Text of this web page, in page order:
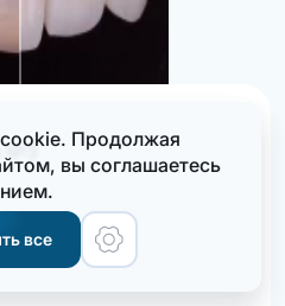
№3
Продолжая
вы соглашаетеcь
все